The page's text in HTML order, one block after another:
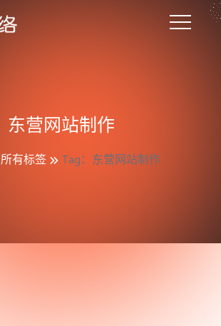
东营网站制作
所有标签 Tag：东营网站制作